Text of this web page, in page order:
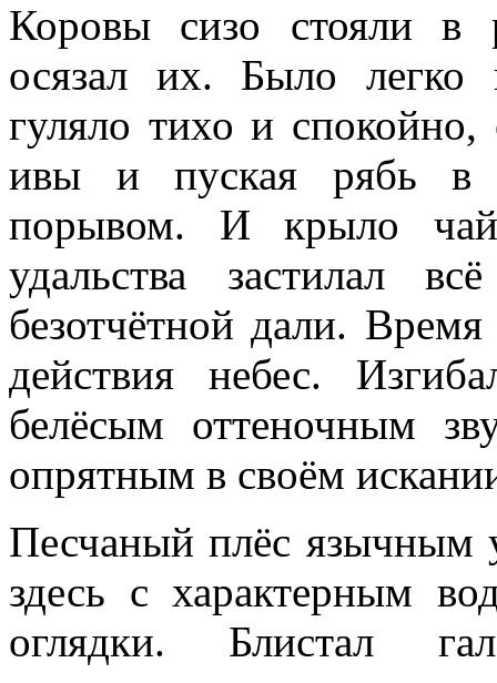
Коровы сизо стояли в
осязал их. Было легко
гуляло тихо и
ивы и пуская рябь в
порывом. И крыло
удальства застилал
безотчётной дали.
действия небес.
белёсым оттеночным
опрятным в своём
Песчаный плёс язычным
здесь с характерным
оглядки. Блистал